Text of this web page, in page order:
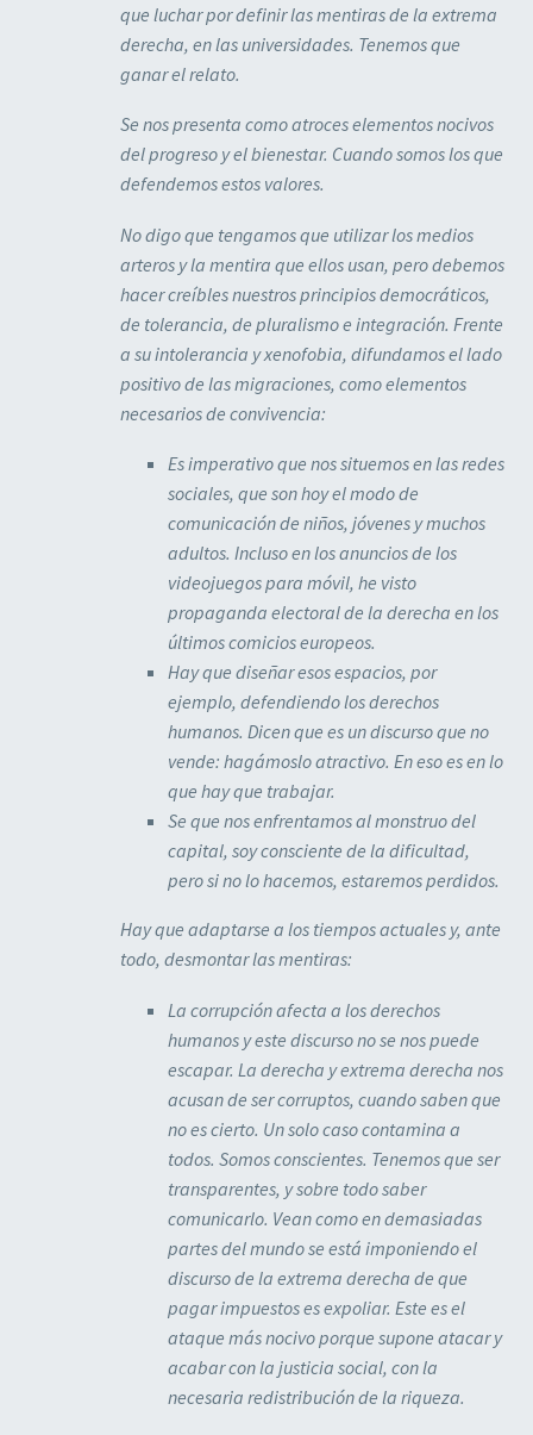
que luchar por definir las mentiras de la extrema
derecha, en las universidades. Tenemos que
ganar el relato.
Se nos presenta como atroces elementos nocivos
del progreso y el bienestar. Cuando somos los que
defendemos estos valores.
No digo que tengamos que utilizar los medios
arteros y la mentira que ellos usan, pero debemos
hacer creíbles nuestros principios democráticos,
de tolerancia, de pluralismo e integración. Frente
a su intolerancia y xenofobia, difundamos el lado
positivo de las migraciones, como elementos
necesarios de convivencia:
Es imperativo que nos situemos en las redes
sociales, que son hoy el modo de
comunicación de niños, jóvenes y muchos
adultos. Incluso en los anuncios de los
videojuegos para móvil, he visto
propaganda electoral de la derecha en los
últimos comicios europeos.
Hay que diseñar esos espacios, por
ejemplo, defendiendo los derechos
humanos. Dicen que es un discurso que no
vende: hagámoslo atractivo. En eso es en lo
que hay que trabajar.
Se que nos enfrentamos al monstruo del
capital, soy consciente de la dificultad,
pero si no lo hacemos, estaremos perdidos.
Hay que adaptarse a los tiempos actuales y, ante
todo, desmontar las mentiras:
La corrupción afecta a los derechos
humanos y este discurso no se nos puede
escapar. La derecha y extrema derecha nos
acusan de ser corruptos, cuando saben que
no es cierto. Un solo caso contamina a
todos. Somos conscientes. Tenemos que ser
transparentes, y sobre todo saber
comunicarlo. Vean como en demasiadas
partes del mundo se está imponiendo el
discurso de la extrema derecha de que
pagar impuestos es expoliar. Este es el
ataque más nocivo porque supone atacar y
acabar con la justicia social, con la
necesaria redistribución de la riqueza.